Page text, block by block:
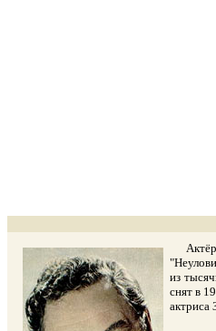
Актёр,
из
снят в
актриса